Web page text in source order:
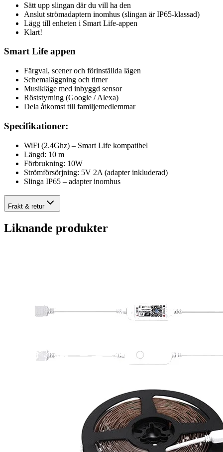
Sätt upp slingan där du vill ha den
Anslut strömadaptern inomhus (slingan är IP65-klassad)
Lägg till enheten i Smart Life-appen
Klart!
Smart Life appen
Färgval, scener och förinställda lägen
Schemaläggning och timer
Musikläge med inbyggd sensor
Röststyrning (Google / Alexa)
Dela åtkomst till familjemedlemmar
Specifikationer:
WiFi (2.4Ghz) – Smart Life kompatibel
Längd: 10 m
Förbrukning: 10W
Strömförsörjning: 5V 2A (adapter inkluderad)
Slinga IP65 – adapter inomhus
Frakt & retur
Liknande produkter